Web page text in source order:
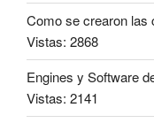
Como se crearon las
Vistas: 2868
Engines y Software
Vistas: 2141